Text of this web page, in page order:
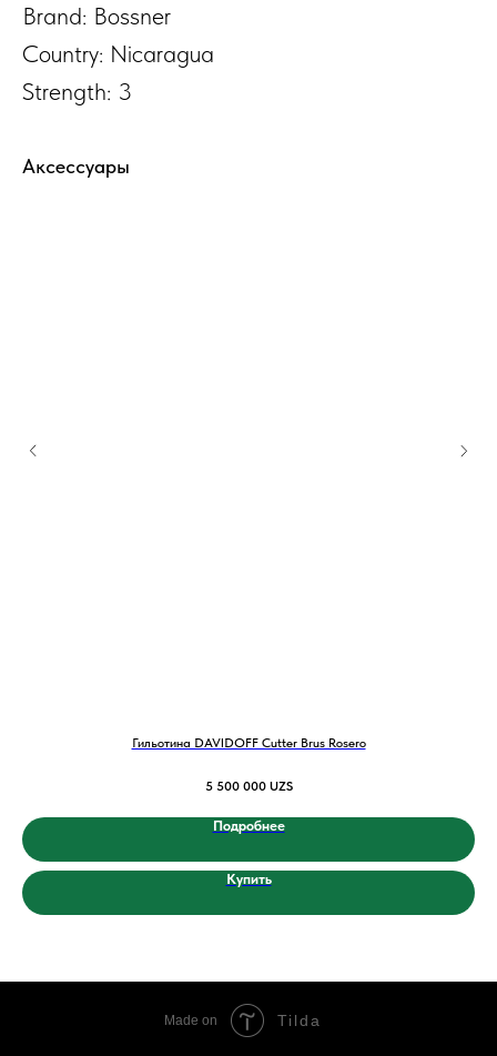
Brand: Bossner
Country: Nicaragua
Strength: 3
Аксессуары
Гильотина DAVIDOFF Cutter Brus Rosero
5 500 000 UZS
Подробнее
Купить
Made on Tilda